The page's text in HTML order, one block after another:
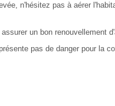
n'hésitez pas à aérer
un bon renouvellement
pas de danger pour la